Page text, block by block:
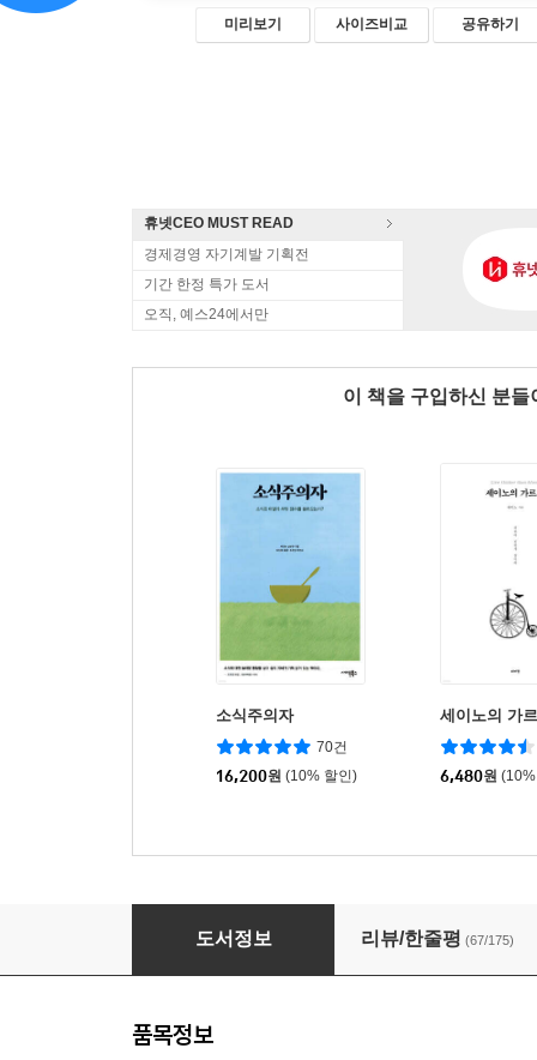
미리보기 사이즈비교 공유하기
휴넷CEO MUST READ
경제경영 자기계발 기획전
기간 한정 특가 도서
오직, 예스24에서만
이 책을 구입하신 분
소식주의자
70건
16,200원 (10% 할인)
세이노의 가
6,480원
절제의 성공학
도서정보 리뷰/한줄평 (67/175)
품목정보